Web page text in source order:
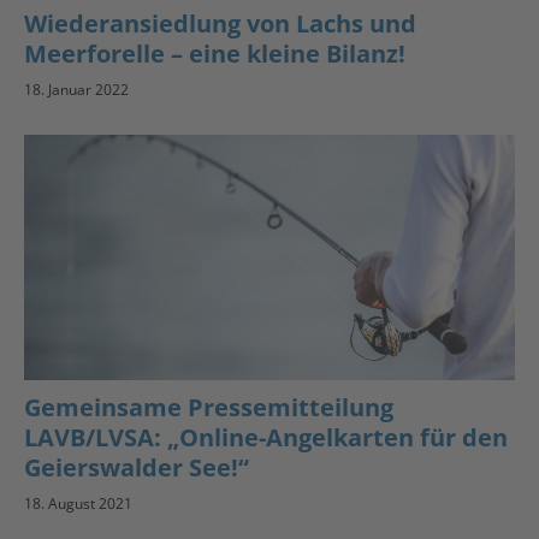
Wiederansiedlung von Lachs und
Meerforelle – eine kleine Bilanz!
18. Januar 2022
Gemeinsame Pressemitteilung
LAVB/LVSA: „Online-Angelkarten für den
Geierswalder See!“
18. August 2021